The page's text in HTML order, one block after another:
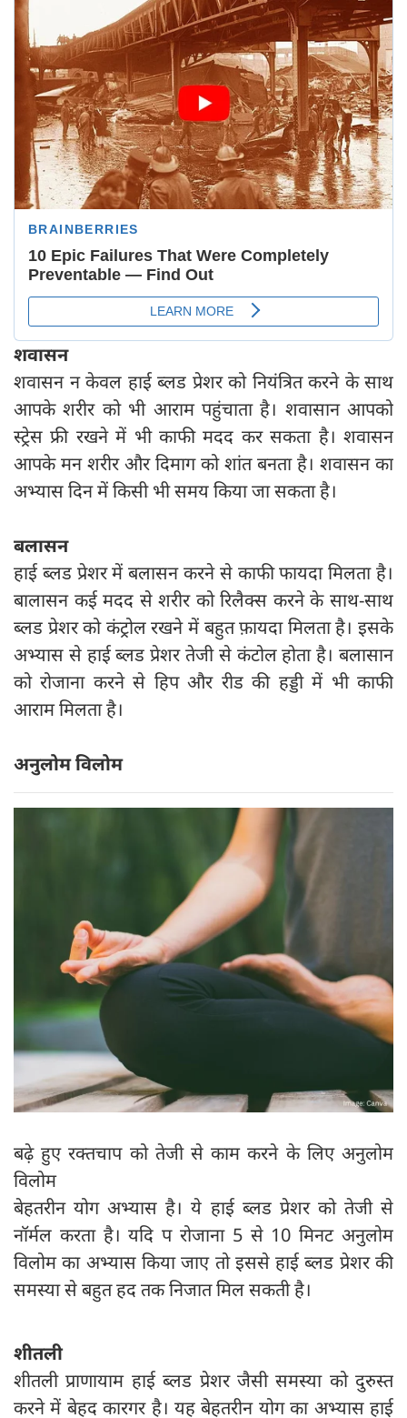
शवासन
शवासन न केवल हाई ब्लड प्रेशर को नियंत्रित करने के साथ
आपके शरीर को भी आराम पहुंचाता है। शवासान आपको
स्ट्रेस फ्री रखने में भी काफी मदद कर सकता है। शवासन
आपके मन शरीर और दिमाग को शांत बनता है। शवासन का
अभ्यास दिन में किसी भी समय किया जा सकता है।
बलासन
हाई ब्लड प्रेशर में बलासन करने से काफी फायदा मिलता है।
बालासन कई मदद से शरीर को रिलैक्स करने के साथ-साथ
ब्लड प्रेशर को कंट्रोल रखने में बहुत फ़ायदा मिलता है। इसके
अभ्यास से हाई ब्लड प्रेशर तेजी से कंटोल होता है। बलासान
को रोजाना करने से हिप और रीड की हड्डी में भी काफी
आराम मिलता है।
अनुलोम विलोम
बढ़े हुए रक्तचाप को तेजी से काम करने के लिए अनुलोम
विलोम
बेहतरीन योग अभ्यास है। ये हाई ब्लड प्रेशर को तेजी से
नॉर्मल करता है। यदि प रोजाना 5 से 10 मिनट अनुलोम
विलोम का अभ्यास किया जाए तो इससे हाई ब्लड प्रेशर की
समस्या से बहुत हद तक निजात मिल सकती है।
शीतली
शीतली प्राणायाम हाई ब्लड प्रेशर जैसी समस्या को दुरुस्त
करने में बेहद कारगर है। यह बेहतरीन योग का अभ्यास हाई